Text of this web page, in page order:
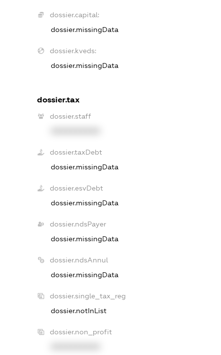
dossier.capital:
dossier.missingData
dossier.kveds:
dossier.missingData
dossier.tax
dossier.staff
dossier.taxDebt
dossier.missingData
dossier.esvDebt
dossier.missingData
dossier.ndsPayer
dossier.missingData
dossier.ndsAnnul
dossier.missingData
dossier.single_tax_reg
dossier.notInList
dossier.non_profit